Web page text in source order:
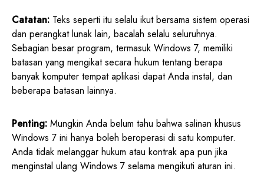
Catatan: Teks seperti itu selalu ikut bersama sistem operasi
dan perangkat lunak lain, bacalah selalu seluruhnya.
Sebagian besar program, termasuk Windows 7, memiliki
batasan yang mengikat secara hukum tentang berapa
banyak komputer tempat aplikasi dapat Anda instal, dan
beberapa batasan lainnya.
Penting: Mungkin Anda belum tahu bahwa salinan khusus
Windows 7 ini hanya boleh beroperasi di satu komputer.
Anda tidak melanggar hukum atau kontrak apa pun jika
menginstal ulang Windows 7 selama mengikuti aturan ini.